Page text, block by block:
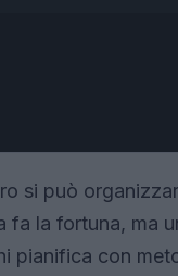
si può
fa la fortuna, ma
pianifica con